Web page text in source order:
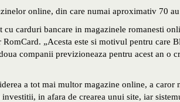
online, din care numai aproximativ 70
carduri bancare in magazinele romanesti
„Acesta este si motivul pentru care
companii previzioneaza pentru acest an o
a tot mai multor magazine online, a
in afara de crearea unui site, iar